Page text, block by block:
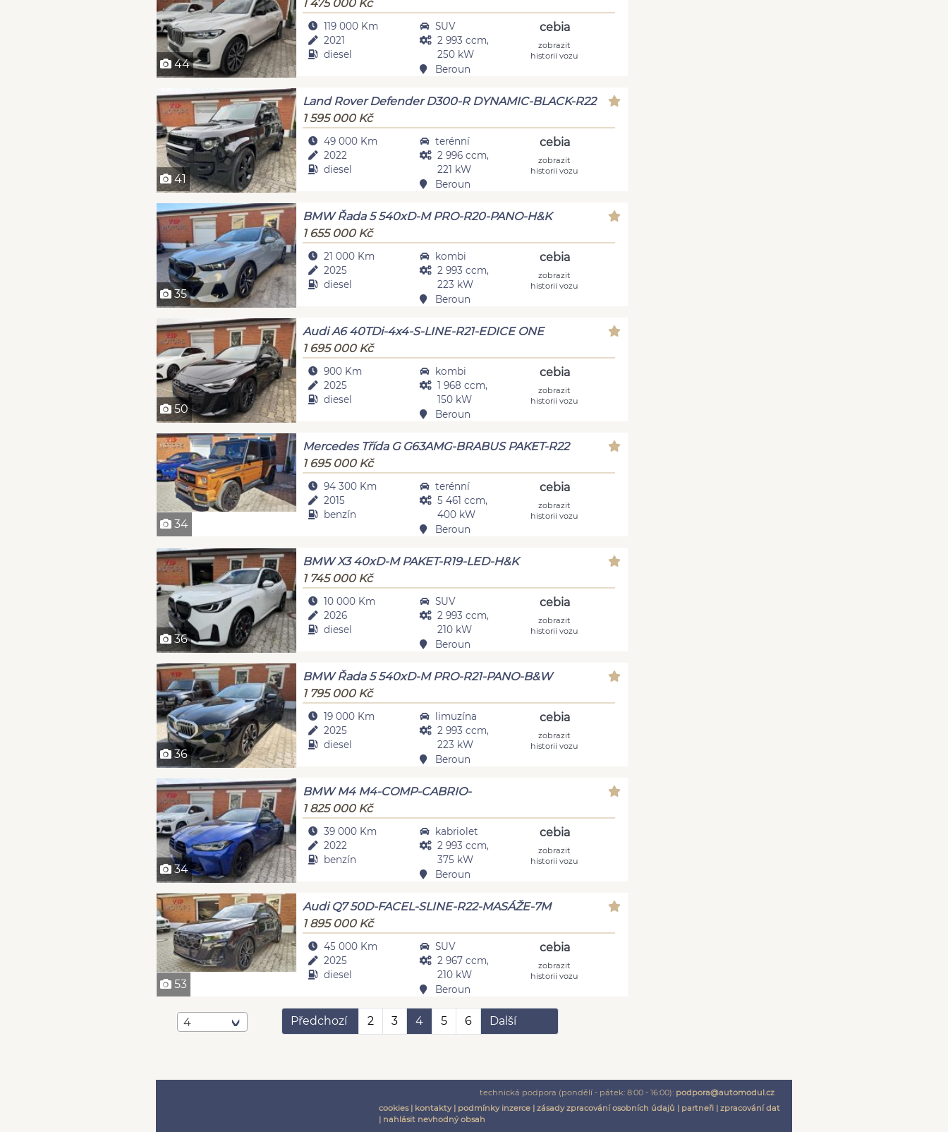
44
1 475 000 Kč
119 000 Km
2021
diesel
SUV
2 993 ccm,
250 kW
Beroun
cebia
zobrazit
historii vozu
41
Land Rover Defender D300-R DYNAMIC-BLACK-R22
1 595 000 Kč
49 000 Km
2022
diesel
terénní
2 996 ccm,
221 kW
Beroun
cebia
zobrazit
historii vozu
35
BMW Řada 5 540xD-M PRO-R20-PANO-H&K
1 655 000 Kč
21 000 Km
2025
diesel
kombi
2 993 ccm,
223 kW
Beroun
cebia
zobrazit
historii vozu
50
Audi A6 40TDi-4x4-S-LINE-R21-EDICE ONE
1 695 000 Kč
900 Km
2025
diesel
kombi
1 968 ccm,
150 kW
Beroun
cebia
zobrazit
historii vozu
34
Mercedes Třída G G63AMG-BRABUS PAKET-R22
1 695 000 Kč
94 300 Km
2015
benzín
terénní
5 461 ccm,
400 kW
Beroun
cebia
zobrazit
historii vozu
36
BMW X3 40xD-M PAKET-R19-LED-H&K
1 745 000 Kč
10 000 Km
2026
diesel
SUV
2 993 ccm,
210 kW
Beroun
cebia
zobrazit
historii vozu
36
BMW Řada 5 540xD-M PRO-R21-PANO-B&W
1 795 000 Kč
19 000 Km
2025
diesel
limuzína
2 993 ccm,
223 kW
Beroun
cebia
zobrazit
historii vozu
34
BMW M4 M4-COMP-CABRIO-
1 825 000 Kč
39 000 Km
2022
benzín
kabriolet
2 993 ccm,
375 kW
Beroun
cebia
zobrazit
historii vozu
53
Audi Q7 50D-FACEL-SLINE-R22-MASÁŽE-7M
1 895 000 Kč
45 000 Km
2025
diesel
SUV
2 967 ccm,
210 kW
Beroun
cebia
zobrazit
historii vozu
4 Předchozí 2 3 4 5 6 Další
technická podpora (pondělí - pátek: 8:00 - 16:00): podpora@automodul.cz
cookies| kontakty| podmínky inzerce| zásady zpracování osobních údajů | partneři| zpracování dat
| nahlásit nevhodný obsah